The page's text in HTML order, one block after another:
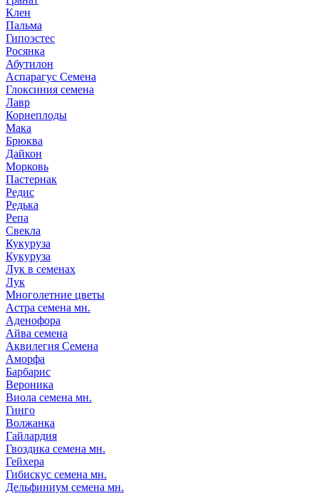
Клен
Пальма
Гипоэстес
Росянка
Абутилон
Аспарагус Семена
Глоксиния семена
Лавр
Корнеплоды
Мака
Брюква
Дайкон
Морковь
Пастернак
Редис
Редька
Репа
Свекла
Кукуруза
Кукуруза
Лук в семенах
Лук
Многолетние цветы
Астра семена мн.
Аденофора
Айва семена
Аквилегия Семена
Аморфа
Барбарис
Вероника
Виола семена мн.
Гинго
Волжанка
Гайлардия
Гвоздика семена мн.
Гейхера
Гибискус семена мн.
Дельфиниум семена мн.